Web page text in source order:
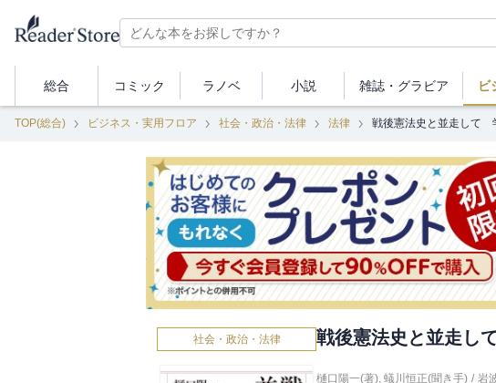
総合 コミック ラノベ 小説 雑誌・ グラビア ビ
TOP(総合) ビジネス・実用フロア 社会・政治・法律 法律 戦後憲法史と並走して
社会・政治・法律 戦後憲法史と並走し
樋口陽一(著), 蟻川恒正(聞き手) / 岩